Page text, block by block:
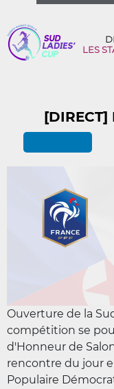
LES
[DIRECT]
Ouverture de la
compétition se
d'Honneur de
rencontre du jour
Populaire